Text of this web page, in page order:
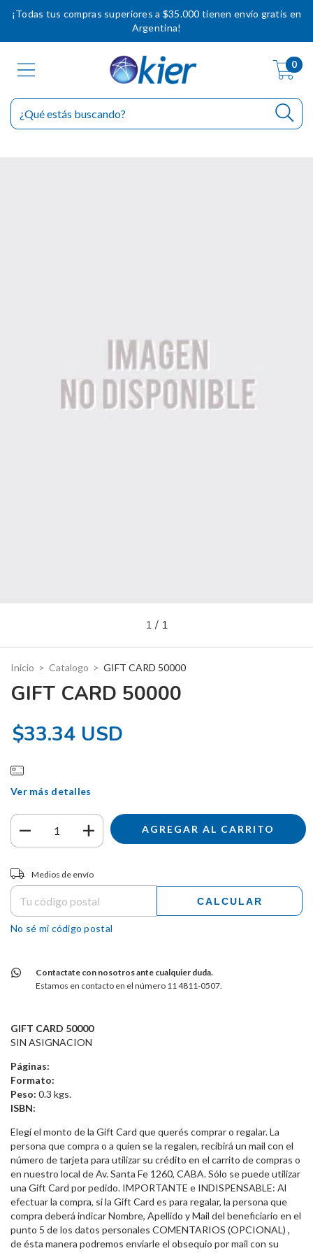
¡Todas tus compras superiores a $35.000 tienen envío gratis en
Argentina!
0
1 / 1
Inicio > Catalogo > GIFT CARD 50000
GIFT CARD 50000
$33.34 USD
Ver más detalles
Entregas para el CP:
Medios de envío
CALCULAR
No sé mi código postal
Contactate con nosotros ante cualquier duda.
Estamos en contacto en el número 11 4811-0507.
GIFT CARD 50000
SIN ASIGNACION
Páginas:
Formato:
Peso: 0.3 kgs.
ISBN:
Elegí el monto de la Gift Card que querés comprar o regalar. La
persona que compra o a quien se la regalen, recibirá un mail con el
número de tarjeta para utilizar su crédito en el carrito de compras o
en nuestro local de Av. Santa Fe 1260, CABA. Sólo se puede utilizar
una Gift Card por pedido. IMPORTANTE e INDISPENSABLE: Al
efectuar la compra, si la Gift Card es para regalar, la persona que
compra deberá indicar Nombre, Apellido y Mail del beneficiario en el
punto 5 de los datos personales COMENTARIOS (OPCIONAL) ,
de ésta manera podremos enviarle el obsequio por mail con su